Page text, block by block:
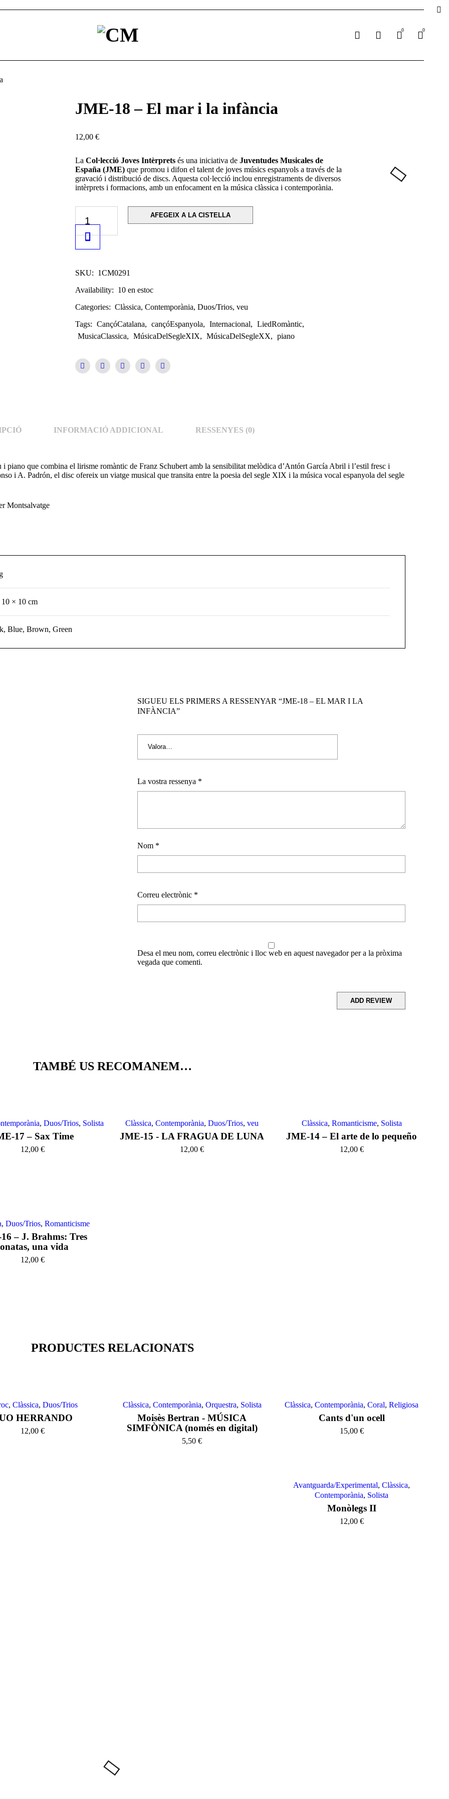
0
0
JME-18 – El mar i la infància
12,00 €
La Col·lecció Joves Intèrpretsés una iniciativa de Juventudes Musicales de
España (JME)que promou i difon el talent de joves músics espanyols a través de la
gravació i distribució de discs. Aquesta col·lecció inclou enregistraments de diversos
intèrprets i formacions, amb un enfocament en la música clàssica i contemporània.
AFEGEIX A LA CISTELLA
SKU: 1CM0291
Availability: 10 en estoc
Categories: Clàssica, Contemporània, Duos/Trios, veu
Tags: CançóCatalana, cançóEspanyola, Internacional, LiedRomàntic,
MusicaClassica, MúsicaDelSegleXIX, MúsicaDelSegleXX, piano
INFORMACIÓ ADDICIONAL RESSENYES (0)
i piano que combina el lirisme romàntic de Franz Schubert amb la sensibilitat melòdica d’Antón García Abril i l’estil fresc i
i A. Padrón, el disc ofereix un viatge musical que transita entre la poesia del segle XIX i la música vocal espanyola del segle
Montsalvatge
10 × 10 cm
Blue, Brown, Green
SIGUEU ELS PRIMERS A RESSENYAR “JME-18 – EL MAR I LA
INFÀNCIA”
La vostra ressenya *
Nom *
Correu electrònic *
Desa el meu nom, correu electrònic i lloc web en aquest navegador per a la pròxima
vegada que comenti.
TAMBÉ US RECOMANEM…
,Duos/Trios, Solista
17 – Sax Time
12,00 €
Clàssica,Contemporània,Duos/Trios,veu
JME-15 - LA FRAGUA DE LUNA
12,00€
Clàssica, Romanticisme, Solista
JME-14 – El arte de lo pequeño
12,00 €
, Duos/Trios, Romanticisme
– J. Brahms: Tres
una vida
12,00 €
PRODUCTES RELACIONATS
,Clàssica,Duos/Trios
HERRANDO
12,00 €
Clàssica, Contemporània, Orquestra, Solista
Moisès Bertran - MÚSICA
SIMFÒNICA (només en digital)
5,50€
Clàssica,Contemporània,Coral,Religiosa
Cants d'un ocell
15,00 €
Avantguarda/Experimental,Clàssica,
Contemporània, Solista
Monòlegs II
12,00 €